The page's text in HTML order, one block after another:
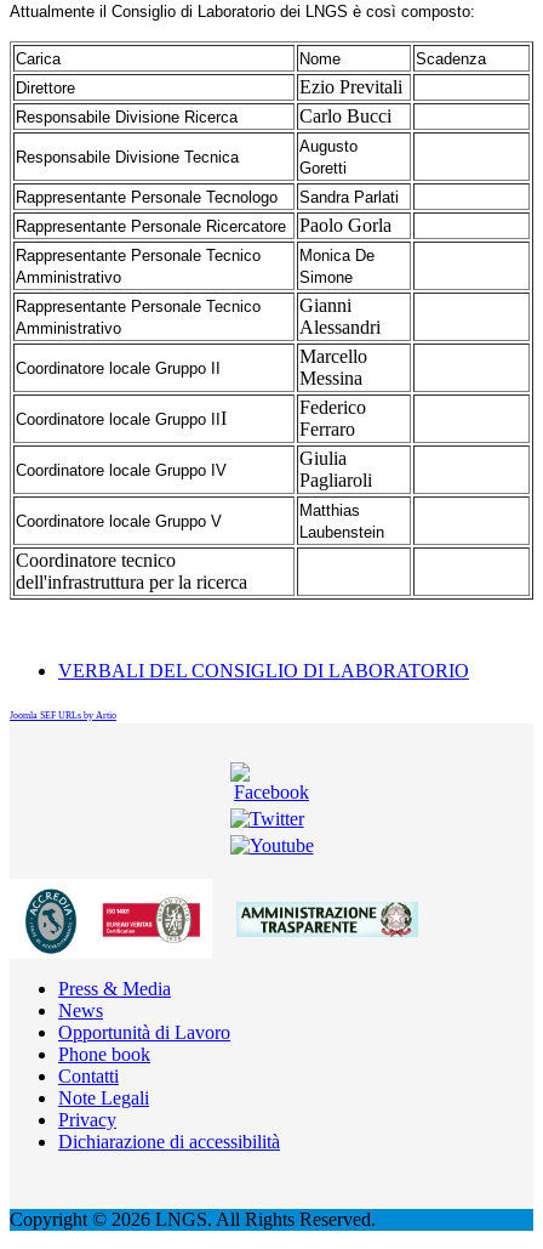
Attualmente il Consiglio di Laboratorio dei LNGS è così composto:
Carica Nome
Scadenza
Direttore
Ezio Previtali
Responsabile Divisione Ricerca Carlo Bucci
Responsabile Divisione Tecnica
Augusto
Goretti
Rappresentante Personale Tecnologo
Sandra Parlati
Rappresentante Personale Ricercatore
Paolo Gorla
Rappresentante Personale Tecnico
Amministrativo
Monica De
Simone
Rappresentante Personale Tecnico
Amministrativo
Gianni
Alessandri
Coordinatore locale Gruppo II
Marcello
Messina
Coordinatore locale Gruppo II I
Federico
Ferraro
Coordinatore locale Gruppo IV
Giulia
Pagliaroli
Coordinatore locale Gruppo V
Matthias
Laubenstein
Coordinatore tecnico
dell'infrastruttura per la ricerca
VERBALI DEL CONSIGLIO DI LABORATORIO
Joomla SEF URLs by Artio
Press & Media
News
Opportunità di Lavoro
Phone book
Contatti
Note Legali
Privacy
Dichiarazione di accessibilità
Copyright © 2026 LNGS. All Rights Reserved.